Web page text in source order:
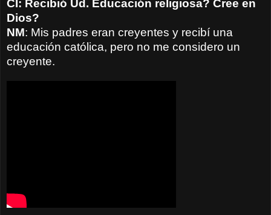
CI: Recibió Ud. Educación religiosa? Cree en
Dios?
NM: Mis padres eran creyentes y recibí una
educación católica, pero no me considero un
creyente.